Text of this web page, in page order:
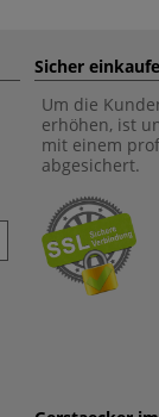
Sicher
Um die
erhöhen, ist
mit einem
abgesichert.